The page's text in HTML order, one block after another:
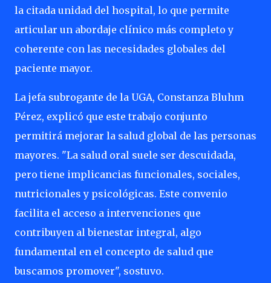
la citada unidad del hospital, lo que permite
articular un abordaje clínico más completo y
coherente con las necesidades globales del
paciente mayor.
La jefa subrogante de la UGA, Constanza Bluhm
Pérez, explicó que este trabajo conjunto
permitirá mejorar la salud global de las personas
mayores. "La salud oral suele ser descuidada,
pero tiene implicancias funcionales, sociales,
nutricionales y psicológicas. Este convenio
facilita el acceso a intervenciones que
contribuyen al bienestar integral, algo
fundamental en el concepto de salud que
buscamos promover", sostuvo.